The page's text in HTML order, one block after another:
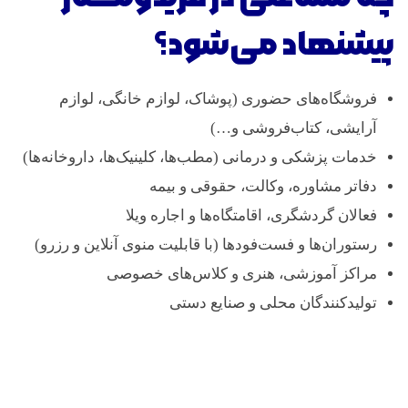
پیشنهاد می‌شود؟
فروشگاه‌های حضوری (پوشاک، لوازم خانگی، لوازم
آرایشی، کتاب‌فروشی و…)
خدمات پزشکی و درمانی (مطب‌ها، کلینیک‌ها، داروخانه‌ها)
دفاتر مشاوره، وکالت، حقوقی و بیمه
فعالان گردشگری، اقامتگاه‌ها و اجاره ویلا
رستوران‌ها و فست‌فودها (با قابلیت منوی آنلاین و رزرو)
مراکز آموزشی، هنری و کلاس‌های خصوصی
تولیدکنندگان محلی و صنایع دستی